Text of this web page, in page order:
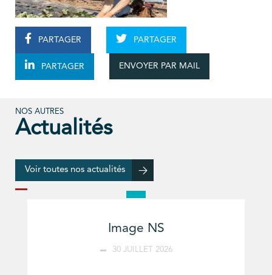
PARTAGER PARTAGER
PARTAGER ENVOYER PAR MAIL
NOS AUTRES
Actualités
Voir toutes nos actualités
Image NS
30 JUILLET 2026